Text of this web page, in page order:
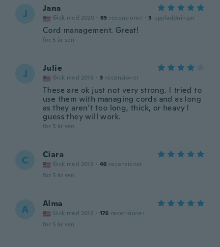
J Jana
Gick med 2020 · 85 recensioner · 3 uppladdningar
Cord management. Great!
för 5 år sen
J Julie
Gick med 2018 · 3 recensioner
These are ok just not very strong. I tried to
use them with managing cords and as long
as they aren’t too long, thick, or heavy I
guess they will work.
för 5 år sen
C Ciara
Gick med 2018 · 46 recensioner
för 5 år sen
A Alma
Gick med 2016 · 176 recensioner
för 5 år sen